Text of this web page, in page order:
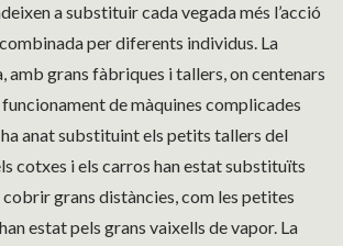
a substituir cada vegada més l’acció
per diferents individus. La
amb grans fàbriques i tallers, on centenars
de màquines complicades
anat substituint els petits tallers del
cotxes i els carros han estat substituïts
grans distàncies, com les petites
estat pels grans vaixells de vapor. La